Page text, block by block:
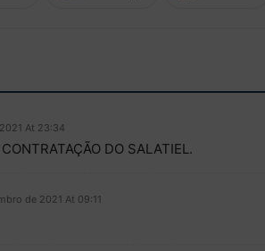
At 23:34
DO SALATIEL.
de 2021 At 09:11